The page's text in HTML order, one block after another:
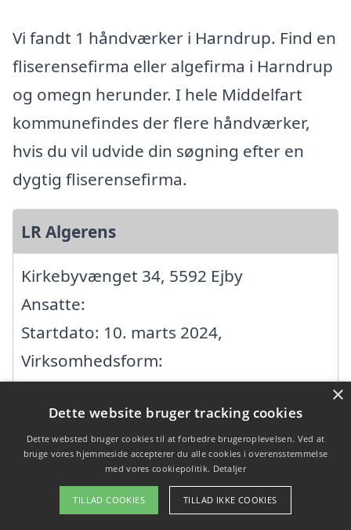
Vi fandt 1 håndværker i Harndrup. Find en
fliserensefirma eller algefirma i Harndrup
og omegn herunder. I hele Middelfart
kommunefindes der flere håndværker,
hvis du vil udvide din søgning efter en
dygtig fliserensefirma.
LR Algerens
Kirkebyvænget 34, 5592 Ejby
Ansatte:
Startdato: 10. marts 2024,
Virksomhedsform:
Enkeltmandsvirksomhed
CVR: 44688549
Søg efter en
×
Dette website bruger tracking cookies
Dette websted bruger cookies til at forbedre brugeroplevelsen. Ved at
bruge vores hjemmeside accepterer du alle cookies i overensstemmelse
med vores cookiepolitik. Detaljer
TILLAD COOKIES TILLAD IKKE COOKIES